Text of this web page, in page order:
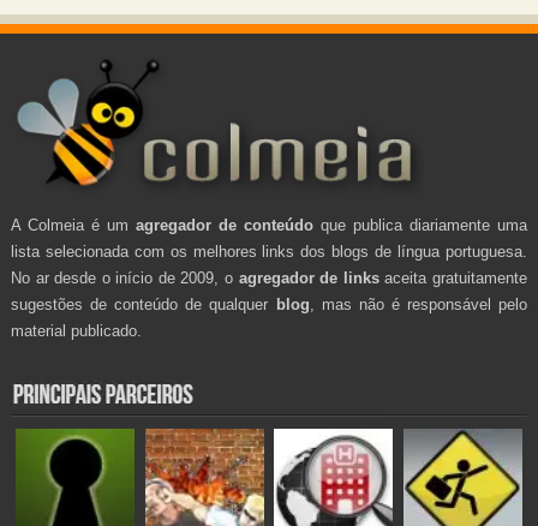
A Colmeia é um agregador de conteúdo que publica diariamente uma
lista selecionada com os melhores links dos blogs de língua portuguesa.
No ar desde o início de 2009, o agregador de linksaceita gratuitamente
sugestões de conteúdo de qualquer blog , mas não é responsável pelo
material publicado.